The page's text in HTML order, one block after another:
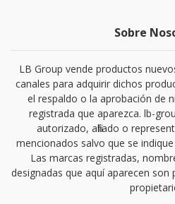
Sobre
LB Group vende productos
canales para adquirir dichos
el respaldo o la aprobación de
registrada que aparezca. lb-
autorizado, afiliado o
mencionados salvo que se
Las marcas registradas,
designadas que aquí aparecen